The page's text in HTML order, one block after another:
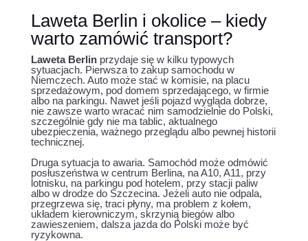
Laweta Berlin i okolice – kiedy
warto zamówić transport?
Laweta Berlinprzydaje się w kilku typowych
sytuacjach. Pierwsza to zakup samochodu w
Niemczech. Auto może stać w komisie, na placu
sprzedażowym, pod domem sprzedającego, w firmie
albo na parkingu. Nawet jeśli pojazd wygląda dobrze,
nie zawsze warto wracać nim samodzielnie do Polski,
szczególnie gdy nie ma tablic, aktualnego
ubezpieczenia, ważnego przeglądu albo pewnej historii
technicznej.
Druga sytuacja to awaria. Samochód może odmówić
posłuszeństwa w centrum Berlina, na A10, A11, przy
lotnisku, na parkingu pod hotelem, przy stacji paliw
albo w drodze do Szczecina. Jeżeli auto nie odpala,
przegrzewa się, traci płyny, ma problem z kołem,
układem kierowniczym, skrzynią biegów albo
zawieszeniem, dalsza jazda do Polski może być
ryzykowna.